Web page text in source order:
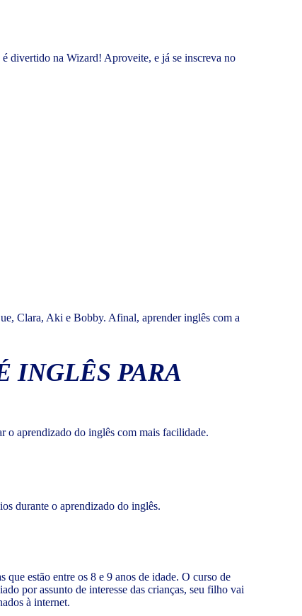
divertido na Wizard! Aproveite, e já se inscreva no
Clara, Aki e Bobby. Afinal, aprender inglês com a
INGLÊS PARA
o aprendizado do inglês com mais facilidade.
durante o aprendizado do inglês.
estão entre os 8 e 9 anos de idade. O curso de
por assunto de interesse das crianças, seu filho vai
à internet.